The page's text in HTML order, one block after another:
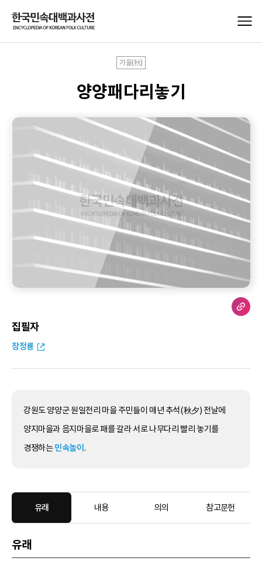
가을(秋)
양양패다리놓기
집필자
장정룡
강원도 양양군 원일전리 마을 주민들이 매년 추석(秋夕) 전날에
양지마을과 음지마을로 패를 갈라 서로 나무다리 빨리 놓기를
경쟁하는민속놀이 .
유래 내용 의의 참고문헌
유래